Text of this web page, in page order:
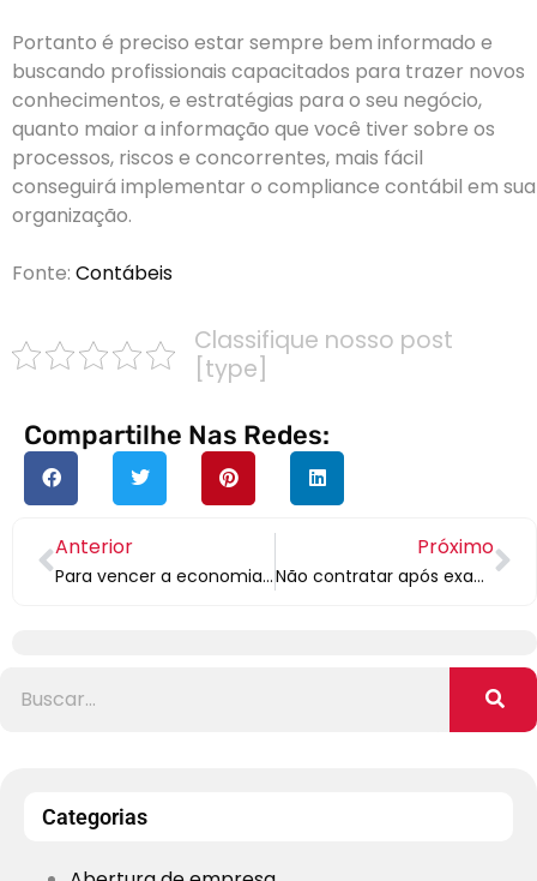
Portanto é preciso estar sempre bem informado e
buscando profissionais capacitados para trazer novos
conhecimentos, e estratégias para o seu negócio,
quanto maior a informação que você tiver sobre os
processos, riscos e concorrentes, mais fácil
conseguirá implementar o compliance contábil em sua
organização.
Fonte: Contábeis
Classifique nosso post
[type]
Compartilhe Nas Redes:
Anterior
Para vencer a economia, é preciso atualizar a sua cultura organizacional!
Próximo
Não contratar após exame admissional pode causar implicações para a sua empresa!
Categorias